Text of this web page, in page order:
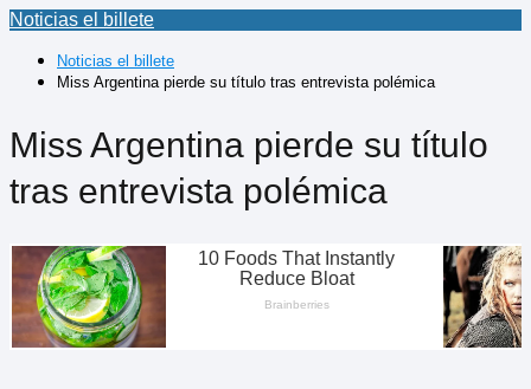
Noticias el billete
Noticias el billete
Miss Argentina pierde su título tras entrevista polémica
Miss Argentina pierde su título
tras entrevista polémica